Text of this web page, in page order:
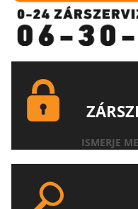
ISMERJE